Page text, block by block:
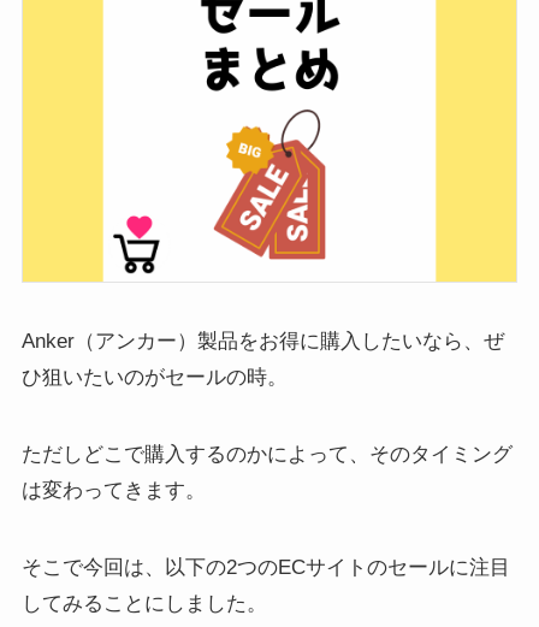
Anker（アンカー）製品をお得に購入したいなら、ぜ
ひ狙いたいのがセールの時。
ただしどこで購入するのかによって、そのタイミング
は変わってきます。
そこで今回は、以下の2つのECサイトのセールに注目
してみることにしました。